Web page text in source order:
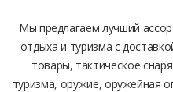
Мы предлагаем лучший
отдыха и туризма с
товары, тактическое
туризма, оружие, оружейная